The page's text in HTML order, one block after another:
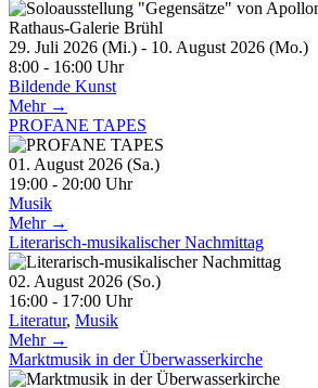
29. Juli 2026 (Mi.) - 10. August 2026 (Mo.)
8:00 - 16:00 Uhr
Bildende Kunst
Mehr →
PROFANE TAPES
01. August 2026 (Sa.)
19:00 - 20:00 Uhr
Musik
Mehr →
Literarisch-musikalischer Nachmittag
02. August 2026 (So.)
16:00 - 17:00 Uhr
Literatur, Musik
Mehr →
Marktmusik in der Überwasserkirche